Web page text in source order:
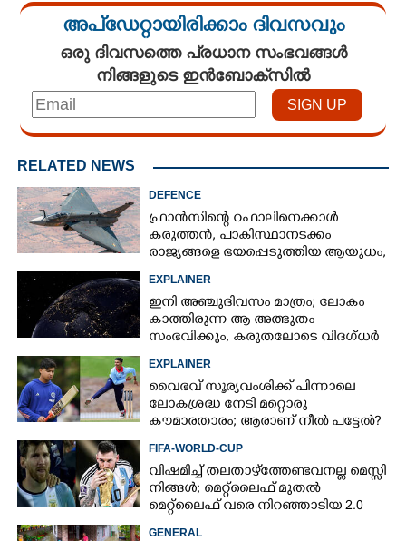
അപ്ഡേറ്റായിരിക്കാം ദിവസവും
ഒരു ദിവസത്തെ പ്രധാന സംഭവങ്ങൾ
നിങ്ങളുടെ ഇൻബോക്സിൽ
RELATED NEWS
DEFENCE
ഫ്രാൻസിന്റെ റഫാലിനെക്കാൾ
കരുത്തൻ,​ പാകിസ്ഥാനടക്കം
രാജ്യങ്ങളെ ഭയപ്പെടുത്തിയ ആയുധം,​
ഇന്ത്യ നിർമ്മിച്ച എണ്ണം 100ലേക്ക്
EXPLAINER
ഇനി അഞ്ചുദിവസം മാത്രം; ലോകം
കാത്തിരുന്ന ആ അത്ഭുതം
സംഭവിക്കും, കരുതലോടെ വിദഗ്ധർ
EXPLAINER
വൈഭവ് സൂര്യവംശിക്ക് പിന്നാലെ
ലോകശ്രദ്ധ നേടി മറ്റൊരു
കൗമാരതാരം; ആരാണ് നീൽ പട്ടേൽ?
FIFA-WORLD-CUP
വിഷമിച്ച് തലതാഴ്‌ത്തേണ്ടവനല്ല മെസ്സി
നിങ്ങള്‍; മെറ്റ്‌ലൈഫ് മുതല്‍
മെറ്റ്‌ലൈഫ് വരെ നിറഞ്ഞാടിയ 2.0
GENERAL